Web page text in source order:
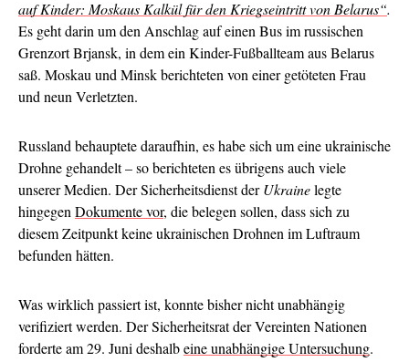
auf Kinder: Moskaus Kalkül für den Kriegseintritt von Belarus“.
Es geht darin um den Anschlag auf einen Bus im russischen
Grenzort Brjansk, in dem ein Kinder-Fußballteam aus Belarus
saß. Moskau und Minsk berichteten von einer getöteten Frau
und neun Verletzten.
Russland behauptete daraufhin, es habe sich um eine ukrainische
Drohne gehandelt – so berichteten es übrigens auch viele
unserer Medien. Der Sicherheitsdienst derUkrainelegte
hingegen Dokumente vor, die belegen sollen, dass sich zu
diesem Zeitpunkt keine ukrainischen Drohnen im Luftraum
befunden hätten.
Was wirklich passiert ist, konnte bisher nicht unabhängig
verifiziert werden. Der Sicherheitsrat der Vereinten Nationen
forderte am 29. Juni deshalbeine unabhängige Untersuchung.